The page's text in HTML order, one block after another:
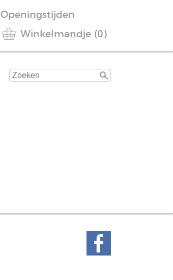
Openingstijden
Winkelmandje (0)